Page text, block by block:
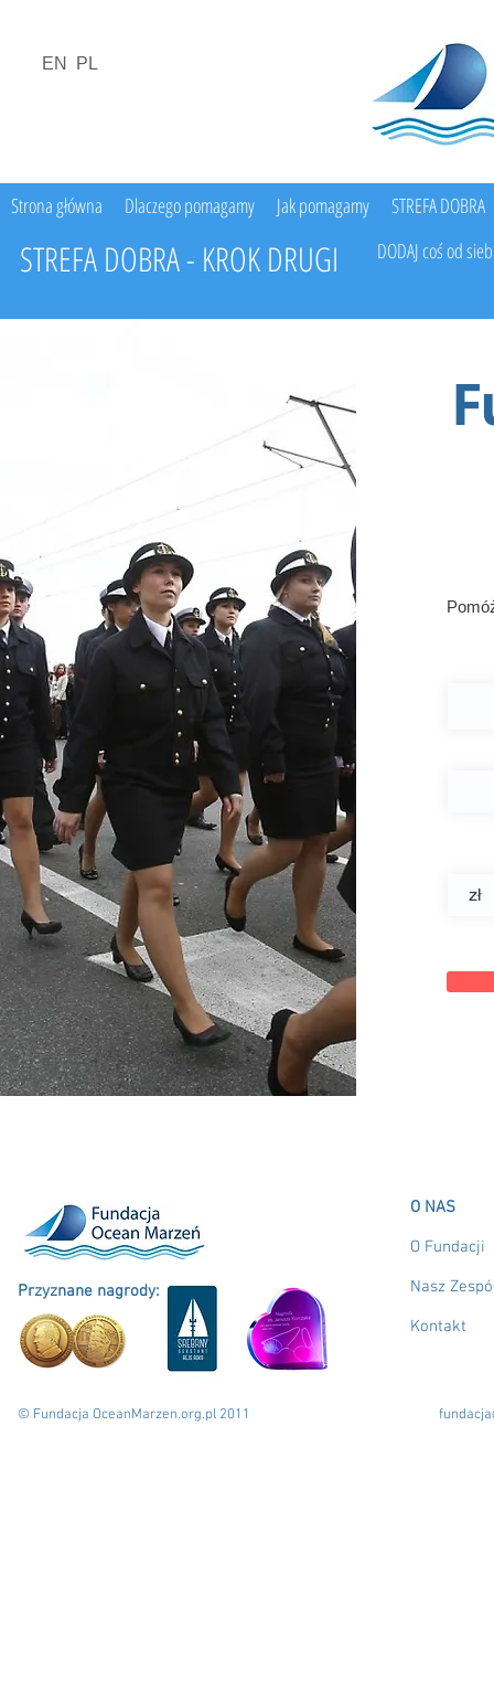
EN PL
STREFA DOBRA - KROK DRUGI DODAJ coś od
zł
Strona główna Dlaczego pomagamy Jak pomagamy STREFA DOBRA
Przyznane nagrody:
© Fundacja OceanMarzen.org.pl 2011
O NAS
O Fundacji
Nasz
Kontakt